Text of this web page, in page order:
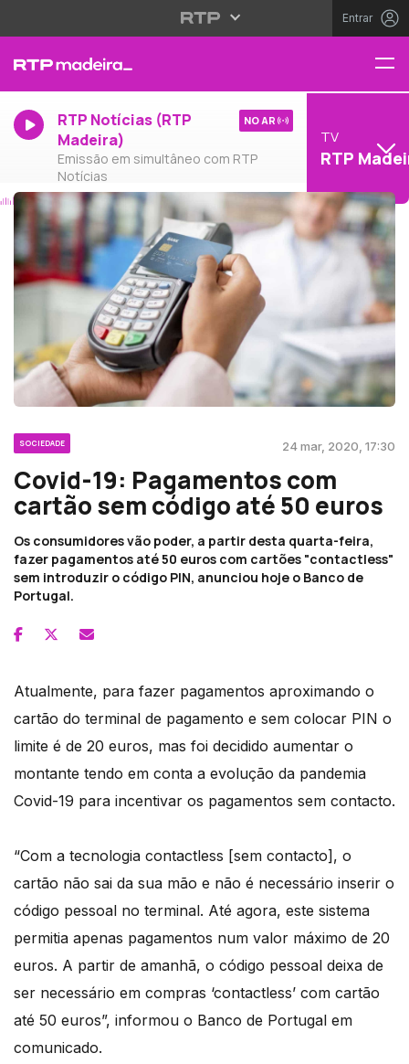
Entrar
RTP Notícias (RTP
Madeira)
Emissão em simultâneo com RTP
Notícias
NO AR
TV
RTP
SOCIEDADE 24 mar, 2020, 17:30
Covid-19: Pagamentos com
cartão sem código até 50 euros
Os consumidores vão poder, a partir desta quarta-feira,
fazer pagamentos até 50 euros com cartões "contactless"
sem introduzir o código PIN, anunciou hoje o Banco de
Portugal.
Atualmente, para fazer pagamentos aproximando o
cartão do terminal de pagamento e sem colocar PIN o
limite é de 20 euros, mas foi decidido aumentar o
montante tendo em conta a evolução da pandemia
Covid-19 para incentivar os pagamentos sem contacto.
“Com a tecnologia contactless [sem contacto], o
cartão não sai da sua mão e não é necessário inserir o
código pessoal no terminal. Até agora, este sistema
permitia apenas pagamentos num valor máximo de 20
euros. A partir de amanhã, o código pessoal deixa de
ser necessário em compras ‘contactless’ com cartão
até 50 euros”, informou o Banco de Portugal em
comunicado.